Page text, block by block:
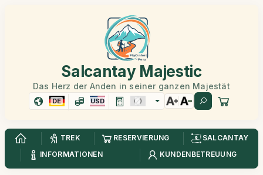
Salcantay Majestic
Das Herz der Anden in seiner ganzen Majestät
DE USD
TREK RESERVIERUNG
SALCANTAY
INFORMATIONEN
KUNDENBETREUUNG